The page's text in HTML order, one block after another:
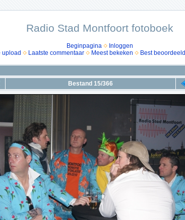
Radio Stad Montfoort fotoboek
Beginpagina
Inloggen
upload Laatste commentaar Meest bekeken Best beoordeeld
Bestand 15/366